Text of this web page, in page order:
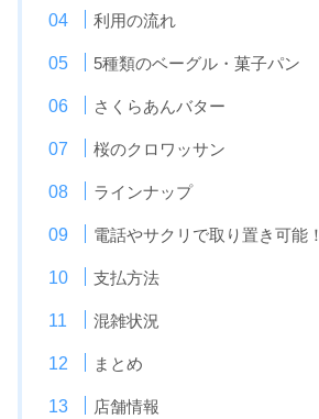
利用の流れ
5種類のベーグル・菓子パン
さくらあんバター
桜のクロワッサン
ラインナップ
電話やサクリで取り置き可能！
支払方法
混雑状況
まとめ
店舗情報